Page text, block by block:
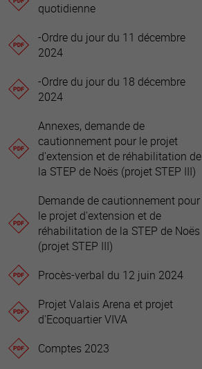
quotidienne
-Ordre du jour du 11 décembre
2024
-Ordre du jour du 18 décembre
2024
Annexes, demande de
cautionnement pour le projet
d'extension et de réhabilitation de
la STEP de Noës (projet STEP III)
Demande de cautionnement pour
le projet d'extension et de
réhabilitation de la STEP de Noës
(projet STEP III)
Procès-verbal du 12 juin 2024
Projet Valais Arena et projet
d'Ecoquartier VIVA
Comptes 2023